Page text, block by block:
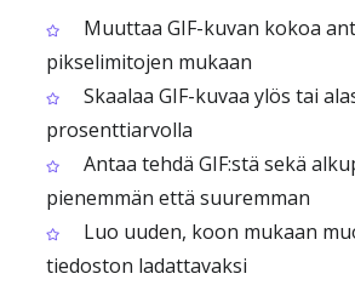
Muuttaa GIF-kuvan kokoa
pikselimitojen mukaan
Skaalaa GIF-kuvaa ylös tai
prosenttiarvolla
Antaa tehdä GIF:stä sekä
pienemmän että suuremman
Luo uuden, koon mukaan
tiedoston ladattavaksi